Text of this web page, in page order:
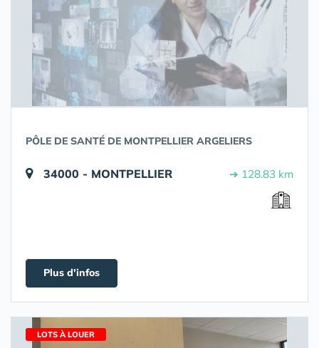
PÔLE DE SANTÉ DE MONTPELLIER ARGELIERS
34000 - MONTPELLIER ➔ 128.83 km
Plus d'infos
LOTS À LOUER